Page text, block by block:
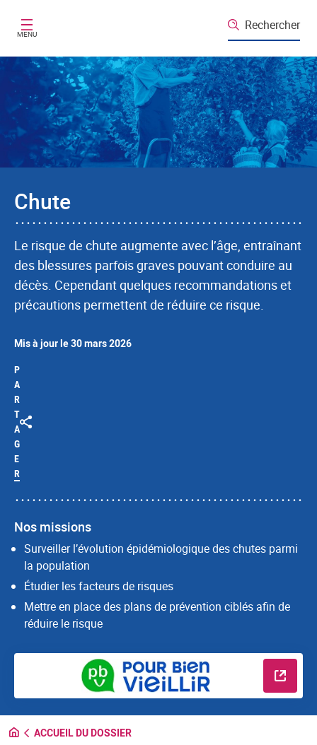
MENU
Rechercher
Chute
Le risque de chute augmente avec l’âge, entraînant
des blessures parfois graves pouvant conduire au
décès. Cependant quelques recommandations et
précautions permettent de réduire ce risque.
Mis à jour le 30 mars 2026
P
A
R
T
A
G
E
R
Nos missions
Surveiller l’évolution épidémiologique des chutes parmi
la population
Étudier les facteurs de risques
Mettre en place des plans de prévention ciblés afin de
réduire le risque
En
ACCUEIL DU DOSSIER